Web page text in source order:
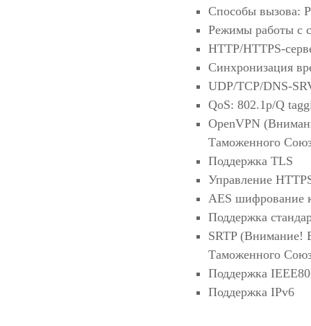
Способы вызова:
Режимы работы с
HTTP/HTTPS-
Синхронизация
UDP/TCP/DNS-
QoS: 802.1p/Q
OpenVPN
Таможенного
Поддержка TLS
Управление
AES шифрование
Поддержка
SRTP (Внимание!
Таможенного
Поддержка
Поддержка IPv6